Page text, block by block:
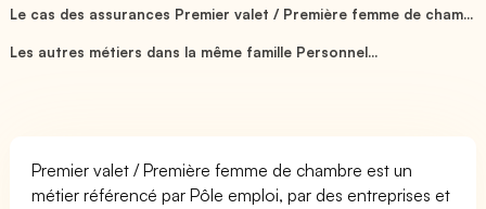
Le cas des assurances Premier valet / Première femme de cham...
Les autres métiers dans la même famille Personnel...
Premier valet / Première femme de chambre est un
métier référencé par Pôle emploi, par des entreprises et